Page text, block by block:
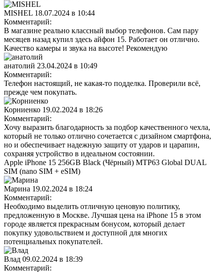
MISHEL 18.07.2024 в 10:44
Комментарий:
В магазине реально классный выбор телефонов. Сам пару
месяцев назад купил здесь айфон 15. Работает он отлично.
Качество камеры и звука на высоте! Рекомендую
анатолий 23.04.2024 в 10:49
Комментарий:
Телефон настоящий, не какая-то подделка. Проверили всё,
прежде чем покупать.
Корниенко 19.02.2024 в 18:26
Комментарий:
Хочу выразить благодарность за подбор качественного чехла,
который не только отлично сочетается с дизайном смартфона,
но и обеспечивает надежную защиту от ударов и царапин,
сохраняя устройство в идеальном состоянии.
Apple iPhone 15 256GB Black (Чёрный) MTP63 Global DUAL
SIM (nano SIM + eSIM)
Марина 19.02.2024 в 18:24
Комментарий:
Необходимо выделить отличную ценовую политику,
предложенную в Москве. Лучшая цена на iPhone 15 в этом
городе является прекрасным бонусом, который делает
покупку удовольствием и доступной для многих
потенциальных покупателей.
Влад 09.02.2024 в 18:39
Комментарий: